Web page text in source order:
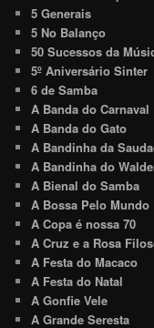
5 Generais
5 No Balanço
50 Sucessos da
5º Aniversário Sinter
6 de Samba
A Banda do Carnaval
A Banda do Gato
A Bandinha da
A Bandinha do
A Bienal do Samba
A Bossa Pelo Mundo
A Copa é nossa 70
A Cruz e a Rosa
A Festa do Macaco
A Festa do Natal
A Gonfie Vele
A Grande Seresta